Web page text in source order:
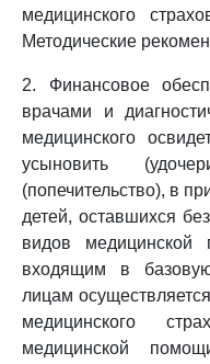
медицинского
Методические
2. Финансовое
врачами и
медицинского
усыновить
(попечительство), в
детей, оставшихся
видов
входящим в
лицам
медицинского
медицинской